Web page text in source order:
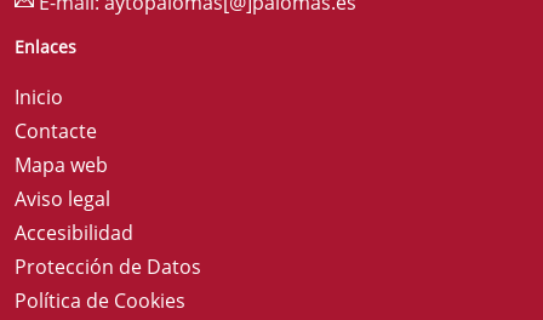
Enlaces
Inicio
Contacte
Mapa web
Aviso legal
Accesibilidad
Protección de Datos
Política de Cookies